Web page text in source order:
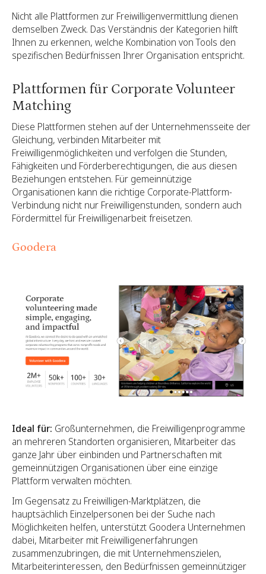
Nicht alle Plattformen zur Freiwilligenvermittlung dienen
demselben Zweck. Das Verständnis der Kategorien hilft
Ihnen zu erkennen, welche Kombination von Tools den
spezifischen Bedürfnissen Ihrer Organisation entspricht.
Plattformen für Corporate Volunteer
Matching
Diese Plattformen stehen auf der Unternehmensseite der
Gleichung, verbinden Mitarbeiter mit
Freiwilligenmöglichkeiten und verfolgen die Stunden,
Fähigkeiten und Förderberechtigungen, die aus diesen
Beziehungen entstehen. Für gemeinnützige
Organisationen kann die richtige Corporate-Plattform-
Verbindung nicht nur Freiwilligenstunden, sondern auch
Fördermittel für Freiwilligenarbeit freisetzen.
Goodera
Ideal für: Großunternehmen, die Freiwilligenprogramme
an mehreren Standorten organisieren, Mitarbeiter das
ganze Jahr über einbinden und Partnerschaften mit
gemeinnützigen Organisationen über eine einzige
Plattform verwalten möchten.
Im Gegensatz zu Freiwilligen-Marktplätzen, die
hauptsächlich Einzelpersonen bei der Suche nach
Möglichkeiten helfen, unterstützt Goodera Unternehmen
dabei, Mitarbeiter mit Freiwilligenerfahrungen
zusammenzubringen, die mit Unternehmenszielen,
Mitarbeiterinteressen, den Bedürfnissen gemeinnütziger